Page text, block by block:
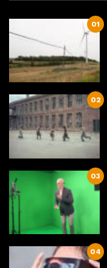
01
02
03
04